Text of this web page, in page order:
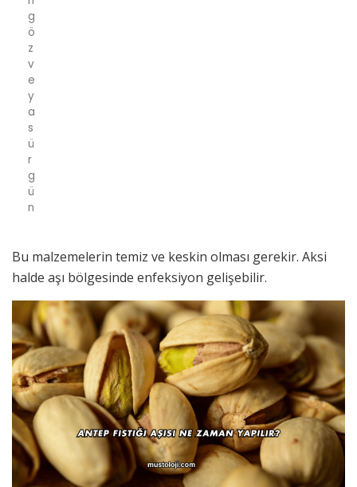
g
ö
z
v
e
y
a
s
ü
r
g
ü
n
Bu malzemelerin temiz ve keskin olması gerekir. Aksi
halde aşı bölgesinde enfeksiyon gelişebilir.